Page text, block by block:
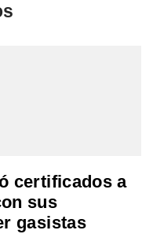
certificados a
sus
gasistas